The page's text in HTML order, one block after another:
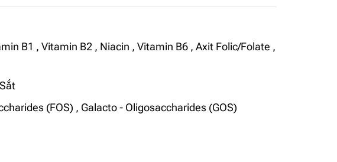
B1 , Vitamin B2, Niacin , Vitamin B6, Axit Folic/Folate ,
Sắt
(FOS) , Galacto - Oligosaccharides (GOS)